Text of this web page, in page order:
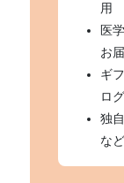
用
医
お
ギ
ロ
独
な